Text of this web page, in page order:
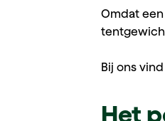
Omdat
Bij ons
Het